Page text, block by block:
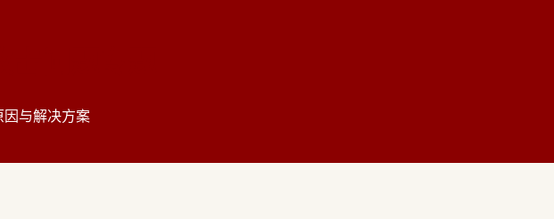
因与解决方案